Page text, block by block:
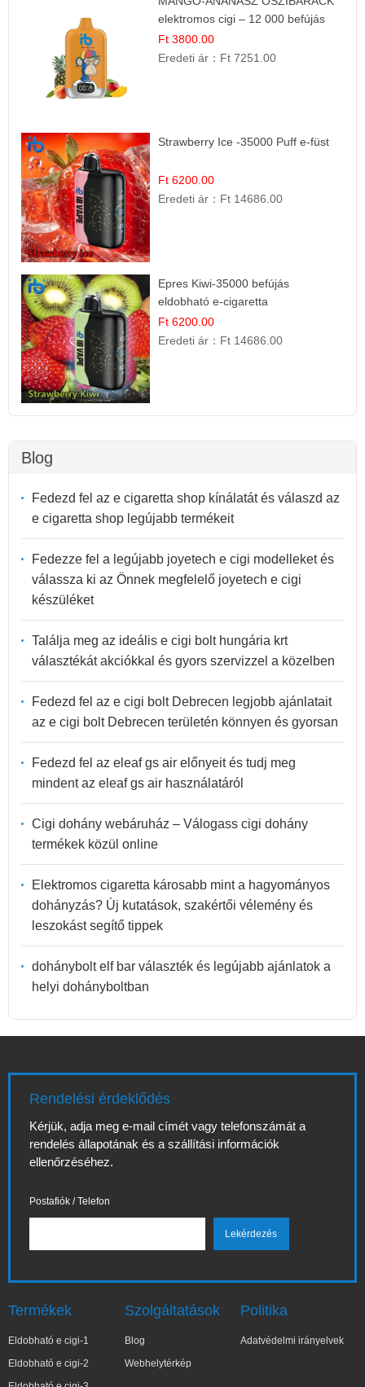
elektromos cigi – 12 000 befújás
Ft 3800.00
Eredeti ár： Ft 7251.00
Strawberry Ice -35000 Puff e-füst
Ft 6200.00
Eredeti ár： Ft 14686.00
Epres Kiwi-35000 befújás
eldobható e-cigaretta
Ft 6200.00
Eredeti ár： Ft 14686.00
Blog
Fedezd fel az e cigaretta shop kínálatát és válaszd az
e cigaretta shop legújabb termékeit
Fedezze fel a legújabb joyetech e cigi modelleket és
válassza ki az Önnek megfelelő joyetech e cigi
készüléket
Találja meg az ideális e cigi bolt hungária krt
választékát akciókkal és gyors szervizzel a közelben
Fedezd fel az e cigi bolt Debrecen legjobb ajánlatait
az e cigi bolt Debrecen területén könnyen és gyorsan
Fedezd fel az eleaf gs air előnyeit és tudj meg
mindent az eleaf gs air használatáról
Cigi dohány webáruház – Válogass cigi dohány
termékek közül online
Elektromos cigaretta károsabb mint a hagyományos
dohányzás? Új kutatások, szakértői vélemény és
leszokást segítő tippek
dohánybolt elf bar választék és legújabb ajánlatok a
helyi dohányboltban
Rendelési érdeklődés
Kérjük, adja meg e-mail címét vagy telefonszámát a
rendelés állapotának és a szállítási információk
ellenőrzéséhez.
Postafiók / Telefon
Termékek
Eldobható e cigi-1
Eldobható e cigi-2
Szolgáltatások
Blog
Webhelytérkép
Politika
Adatvédelmi irányelvek